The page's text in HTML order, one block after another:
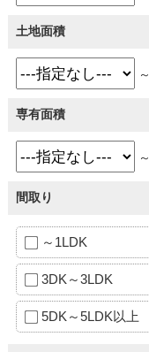
土地面積
～
専有面積
～
間取り
～1LDK
3DK～3LDK
5DK～5LDK以上